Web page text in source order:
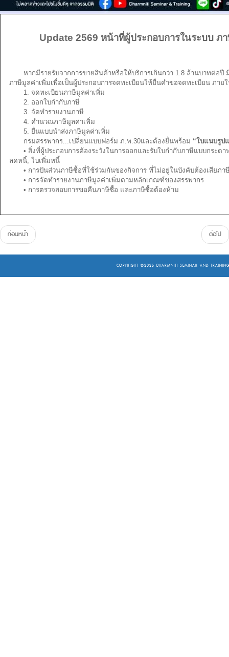
Update 2569 หน้าที่ผู้ประกอบการในระบบ ภ
หากมีรายรับจากการขายสินค้าหรือให้บริการเกินกว่า 1.8 ล้านบาทต่อ
ภาษีมูลค่าเพิ่มเพื่อเป็นผู้ประกอบการจดทะเบียนให้ยื่นคำขอจดทะเบียน ภาย
1. จดทะเบียนภาษีมูลค่าเพิ่ม
2. ออกใบกำกับภาษี
3. จัดทำรายงานภาษี
4. คำนวณภาษีมูลค่าเพิ่ม
5. ยื่นแบบนำส่งภาษีมูลค่าเพิ่ม
กรมสรรพากร...เปลี่ยนแบบฟอร์ม ภ.พ.30และต้องยื่นพร้อม “ใบแนบรูป
• สิ่งที่ผู้ประกอบการต้องระวังในการออกและรับใบกำกับภาษีแบบกระด
ลดหนี้, ใบเพิ่มหนี้
• การปันส่วนภาษีซื้อที่ใช้ร่วมกันของกิจการ ที่ไม่อยู่ในบังคับต้องเสียภา
• การจัดทำรายงานภาษีมูลค่าเพิ่มตามหลักเกณฑ์ของสรรพากร
• การตรวจสอบการขอคืนภาษีซื้อ และภาษีซื้อต้องห้าม
ก่อนหน้า ต่อไป
COPYRIGHT ©2025 DHARMNITI SEMINAR AND